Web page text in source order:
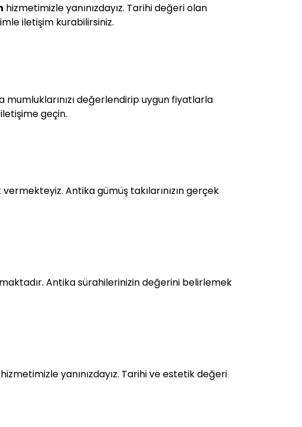
hizmetimizle yanınızdayız. Tarihi değeri olan
iletişim kurabilirsiniz.
mumluklarınızı değerlendirip uygun fiyatlarla
geçin.
Antika gümüş takılarınızın gerçek
Antika sürahilerinizin değerini belirlemek
hizmetimizle yanınızdayız. Tarihi ve estetik değeri